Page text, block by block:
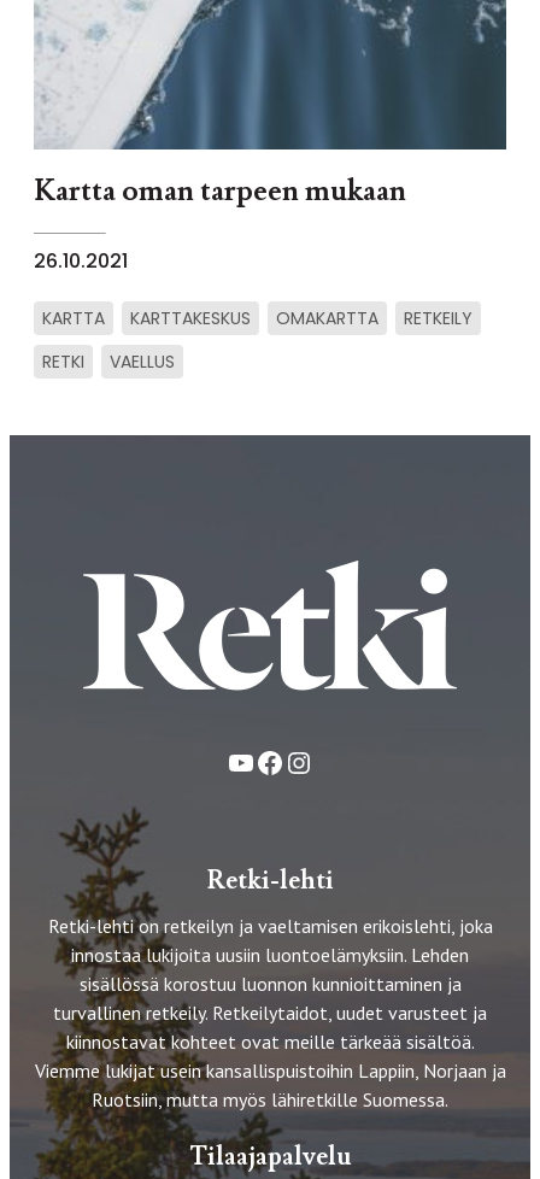
Kartta oman tarpeen mukaan
26.10.2021
KARTTA KARTTAKESKUS OMAKARTTA
RETKEILY
RETKI
VAELLUS
YouTube
FacebookInstagram
Retki-lehti
Retki-lehti on retkeilyn ja vaeltamisen erikoislehti, joka
innostaa lukijoita uusiin luontoelämyksiin. Lehden
sisällössä korostuu luonnon kunnioittaminen ja
turvallinen retkeily. Retkeilytaidot, uudet varusteet ja
kiinnostavat kohteet ovat meille tärkeää sisältöä.
Viemme lukijat usein kansallispuistoihin Lappiin, Norjaan ja
Ruotsiin, mutta myös lähiretkille Suomessa.
Tilaajapalvelu